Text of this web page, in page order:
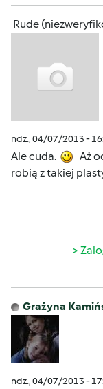
Rude
ndz., 04/07/2013 -
Ale cuda.
Aż
robią z takiej
Grażyna
ndz., 04/07/2013 -